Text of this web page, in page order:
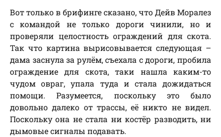
Вот только в брифинге сказано, что Дейв Моралез
с командой не только дороги чинили, но и
проверяли целостность ограждений для скота.
Так что картина вырисовывается следующая –
дама заснула за рулём, съехала с дороги, пробила
ограждение для скота, таки нашла каким-то
чудом овраг, упала туда и стала дожидаться
помощи. Разумеется, поскольку это было
довольно далеко от трассы, её никто не видел.
Поскольку она не стала ни костёр разводить, ни
дымовые сигналы подавать.